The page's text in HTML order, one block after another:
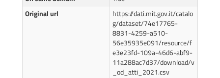
Original url
https://dati.mit.gov.it/catalo
g/dataset/74e17765-
8831-4259-a510-
56e35935e091/resource/f
e3e23fd-109a-46d6-abf9-
11a288ac7d37/download/v
_od_atti_2021.csv